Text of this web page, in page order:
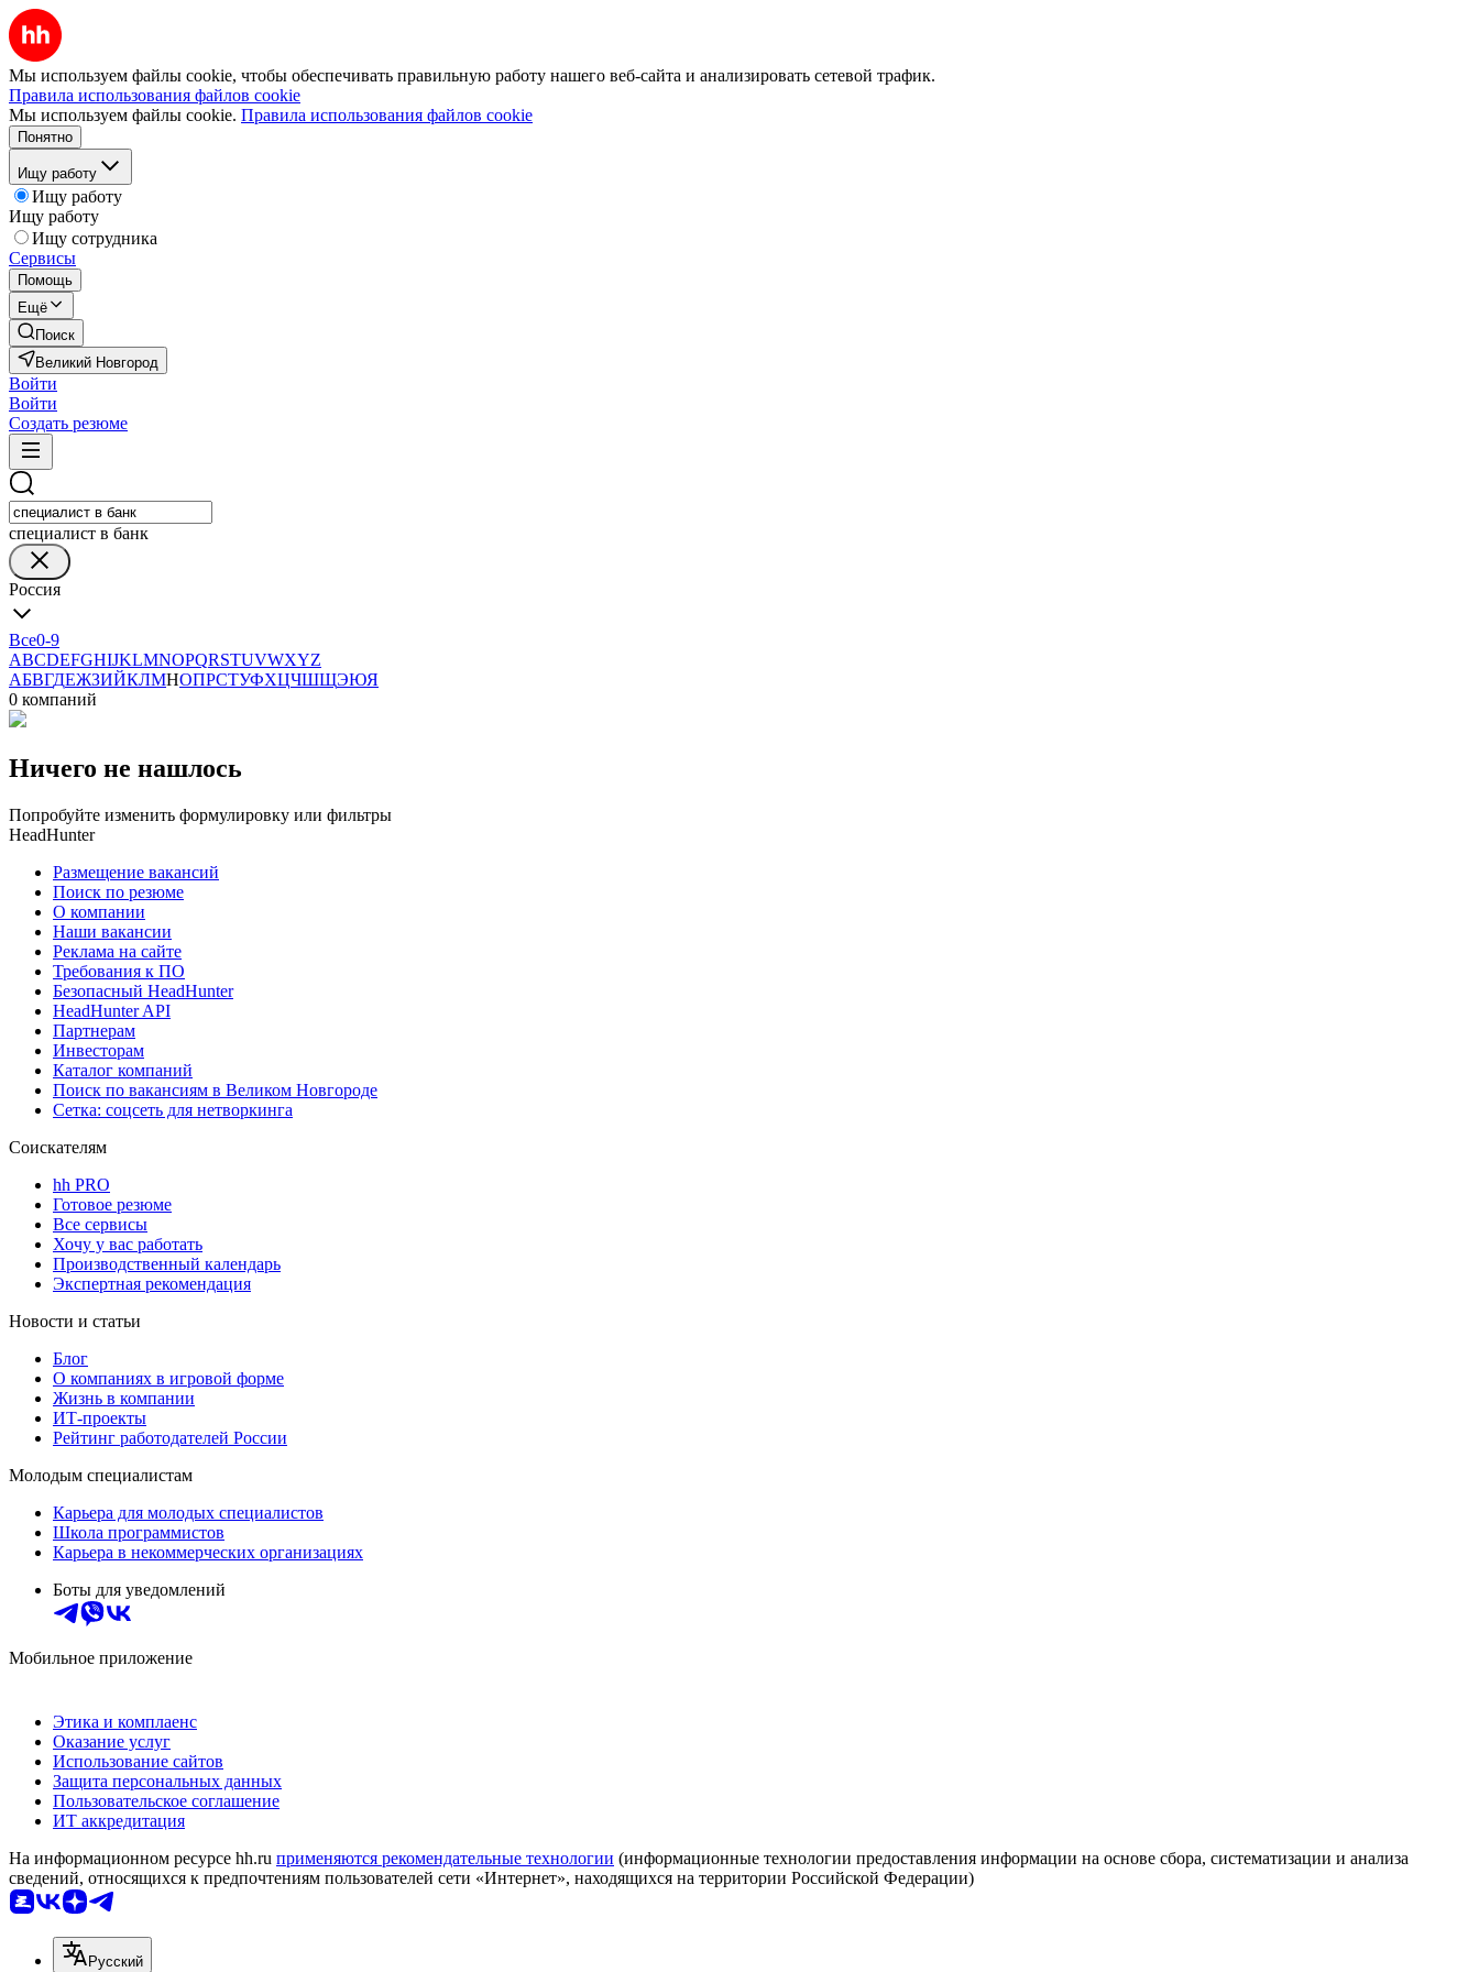
Мы используем файлы cookie, чтобы обеспечивать правильную работу нашего веб-сайта и анализировать сетевой трафик.
Правила использования файлов cookie
Мы используем файлы cookie. Правила использования файлов cookie
Понятно
Ищу работу
Ищу работу
Ищу работу
Ищу сотрудника
Сервисы
Помощь
Ещё
Поиск
Великий Новгород
Войти
Войти
Создать резюме
специалист в банк
Россия
Все0-9
ABCDEFGHIJKLMNOPQRSTUVWXYZ
АБВГДЕЖЗИЙКЛМНОПРСТУФХЦЧШЩЭЮЯ
0 компаний
Ничего не нашлось
Попробуйте изменить формулировку или фильтры
HeadHunter
Размещение вакансий
Поиск по резюме
О компании
Наши вакансии
Реклама на сайте
Требования к ПО
Безопасный HeadHunter
HeadHunter API
Партнерам
Инвесторам
Каталог компаний
Поиск по вакансиям в Великом Новгороде
Сетка: соцсеть для нетворкинга
Соискателям
hh PRO
Готовое резюме
Все сервисы
Хочу у вас работать
Производственный календарь
Экспертная рекомендация
Новости и статьи
Блог
О компаниях в игровой форме
Жизнь в компании
ИТ-проекты
Рейтинг работодателей России
Молодым специалистам
Карьера для молодых специалистов
Школа программистов
Карьера в некоммерческих организациях
Боты для уведомлений
Мобильное приложение
Этика и комплаенс
Оказание услуг
Использование сайтов
Защита персональных данных
Пользовательское соглашение
ИТ аккредитация
На информационном ресурсе hh.ru применяются рекомендательные технологии (информационные технологии предоставления информации на основе сбора, систематизации и анализа
сведений, относящихся к предпочтениям пользователей сети «Интернет», находящихся на территории Российской Федерации)
Русский